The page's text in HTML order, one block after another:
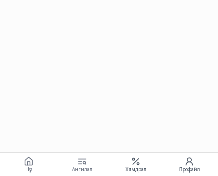
Нүүр Ангилал Хямдрал Профайл